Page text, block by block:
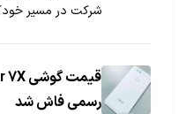
شرکت در مسیر
تراشه‌های هواوی
رسمی فاش شد